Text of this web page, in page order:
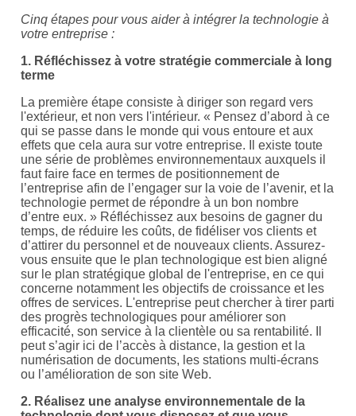
Cinq étapes pour vous aider à intégrer la technologie à
votre entreprise :
1. Réfléchissez à votre stratégie commerciale à long
terme
La première étape consiste à diriger son regard vers
l'extérieur, et non vers l'intérieur. « Pensez d’abord à ce
qui se passe dans le monde qui vous entoure et aux
effets que cela aura sur votre entreprise. Il existe toute
une série de problèmes environnementaux auxquels il
faut faire face en termes de positionnement de
l’entreprise afin de l’engager sur la voie de l’avenir, et la
technologie permet de répondre à un bon nombre
d’entre eux. » Réfléchissez aux besoins de gagner du
temps, de réduire les coûts, de fidéliser vos clients et
d’attirer du personnel et de nouveaux clients. Assurez-
vous ensuite que le plan technologique est bien aligné
sur le plan stratégique global de l'entreprise, en ce qui
concerne notamment les objectifs de croissance et les
offres de services. L'entreprise peut chercher à tirer parti
des progrès technologiques pour améliorer son
efficacité, son service à la clientèle ou sa rentabilité. Il
peut s’agir ici de l’accès à distance, la gestion et la
numérisation de documents, les stations multi-écrans
ou l’amélioration de son site Web.
2. Réalisez une analyse environnementale de la